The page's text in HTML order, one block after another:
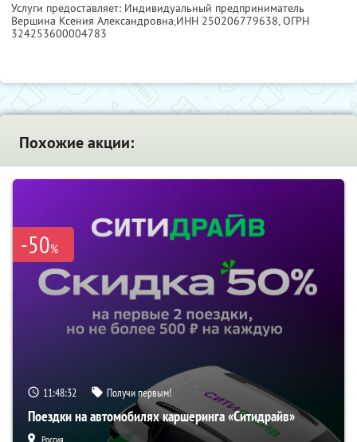
Услуги предоставляет: Индивидуальный предприниматель
Вершина Ксения Александровна,ИНН 250206779638, ОГРН
324253600004783
Похожие акции:
-50%
11:48:31 Получи первым!
Поездки на автомобилях каршеринга «Ситидрайв»
Россия